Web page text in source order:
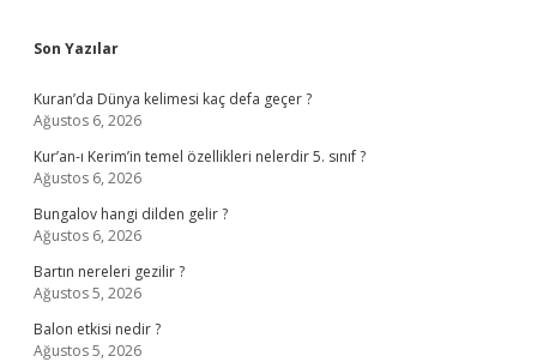
Sidebar
Son Yazılar
Kuran’da Dünya kelimesi kaç defa geçer ?
Ağustos 6, 2026
Kur’an-ı Kerim’in temel özellikleri nelerdir 5. sınıf ?
Ağustos 6, 2026
Bungalov hangi dilden gelir ?
Ağustos 6, 2026
Bartın nereleri gezilir ?
Ağustos 5, 2026
Balon etkisi nedir ?
Ağustos 5, 2026